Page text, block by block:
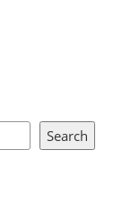
Search